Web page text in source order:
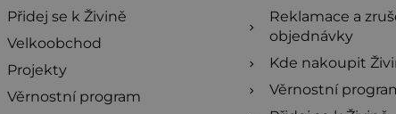
Přidej se k Živině
Velkoobchod
Projekty
Věrnostní program
Reklamace a
objednávky
Kde nakoupit
Věrnostní